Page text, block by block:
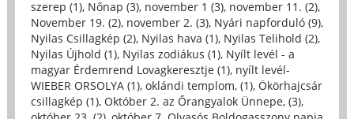
szerep (1), Nőnap (3), november 1 (3), november 11. (2),
November 19. (2), november 2. (3), Nyári napforduló (9),
Nyilas Csillagkép (2), Nyilas hava (1), Nyilas Telihold (2),
Nyilas Újhold (1), Nyilas zodiákus (1), Nyílt levél - a
magyar Érdemrend Lovagkeresztje (1), nyílt levél-
WIEBER ORSOLYA (1), oklándi templom, (1), Ökörhajcsár
csillagkép (1), Október 2. az Őrangyalok Ünnepe, (3),